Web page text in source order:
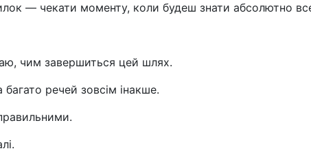
— чекати моменту, коли будеш знати абсолютно
чим завершиться цей шлях.
речей зовсім інакше.